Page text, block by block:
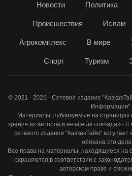
Новости Политика
Происшествия Ислам
Агрокомплекс В мире
Спорт Туризм
© 2021 - 2026 - Сетевое издание
Информации"
Материалы, публикуемые на страницах
зрения их авторов и не всегда совпадают
сетевого издания "КавказТайм" вступает
обязана это
Все права на материалы, находящиеся на
охраняются в соответствии с
авторском праве и